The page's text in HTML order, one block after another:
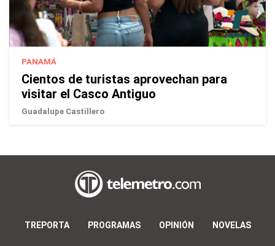
PANAMÁ
Cientos de turistas aprovechan para
visitar el Casco Antiguo
Guadalupe Castillero
TREPORTA PROGRAMAS OPINIÓN NOVELAS